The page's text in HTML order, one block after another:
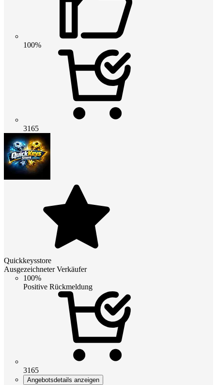
100%
3165
Quickkeysstore
Ausgezeichneter Verkäufer
100%
Positive Rückmeldung
3165
Angebotsdetails anzeigen